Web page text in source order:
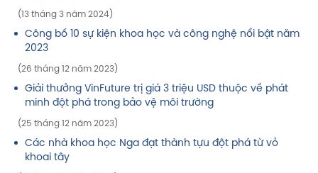
(13 tháng 3 năm 2024)
Công bố 10 sự kiện khoa học và công nghệ nổi bật năm
2023
(26 tháng 12 năm 2023)
Giải thưởng VinFuture trị giá 3 triệu USD thuộc về phát
minh đột phá trong bảo vệ môi trường
(25 tháng 12 năm 2023)
Các nhà khoa học Nga đạt thành tựu đột phá từ vỏ
khoai tây